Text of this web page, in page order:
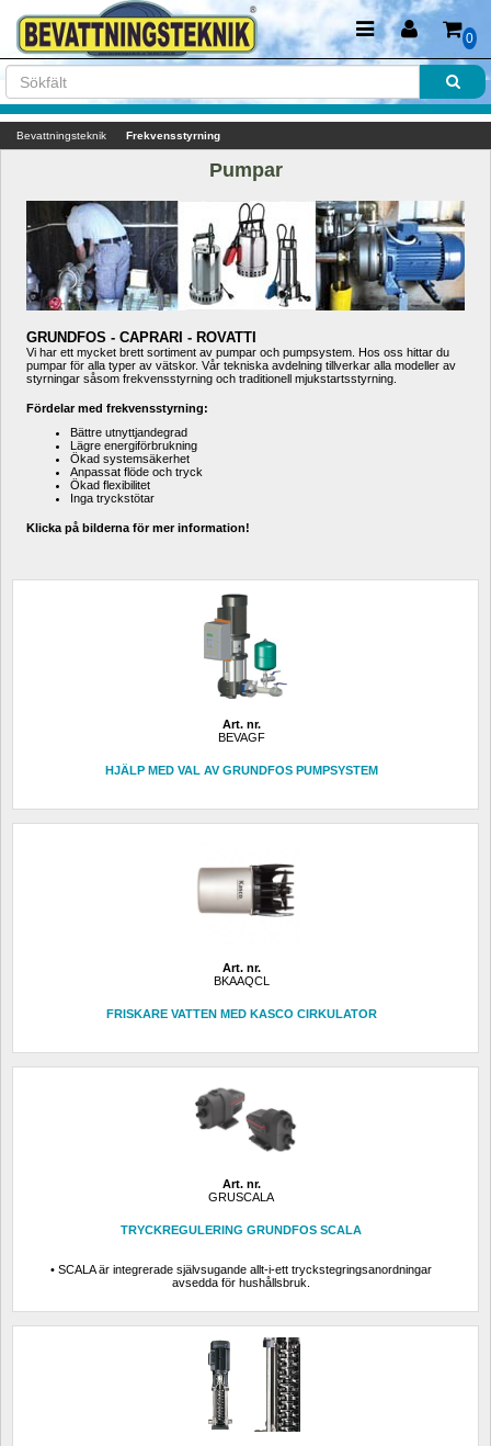
0
Bevattningsteknik Frekvensstyrning
Pumpar
GRUNDFOS - CAPRARI - ROVATTI
Vi har ett mycket brett sortiment av pumpar och pumpsystem. Hos oss hittar du
pumpar för alla typer av vätskor. Vår tekniska avdelning tillverkar alla modeller av
styrningar såsom frekvensstyrning och traditionell mjukstartsstyrning.
Fördelar med frekvensstyrning:
Bättre utnyttjandegrad
Lägre energiförbrukning
Ökad systemsäkerhet
Anpassat flöde och tryck
Ökad flexibilitet
Inga tryckstötar
Klicka på bilderna för mer information!
Art. nr.
BEVAGF
HJÄLP MED VAL AV GRUNDFOS PUMPSYSTEM
Art. nr.
BKAAQCL
FRISKARE VATTEN MED KASCO CIRKULATOR
Art. nr.
GRUSCALA
TRYCKREGULERING GRUNDFOS SCALA
• SCALA är integrerade självsugande allt-i-ett tryckstegringsanordningar
avsedda för hushållsbruk.